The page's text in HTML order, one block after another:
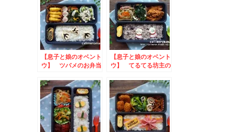
【息子と娘のオベント
ウ】 ツバメのお弁当
【息子と娘のオベント
ウ】 てるてる坊主の